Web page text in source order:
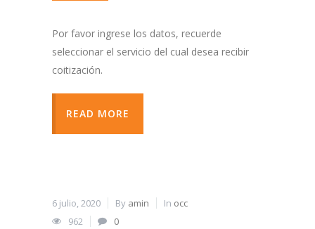
Por favor ingrese los datos, recuerde
seleccionar el servicio del cual desea recibir
coitización.
READ MORE
6 julio, 2020 By amin In occ
962
0